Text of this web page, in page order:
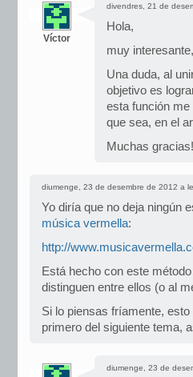
Víctor
divendres, 21 de
Hola,
muy
Una duda, al
objetivo es
esta función
que sea, en el
Muchas
diumenge, 23 de desembre de 2012 a
Yo diría que no deja ningún
música vermella:
http://
Está hecho con este
distinguen entre ellos (o al
Si lo piensas fríamente,
primero del siguiente tema,
diumenge, 23 de